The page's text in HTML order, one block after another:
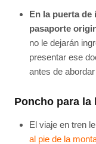
En la puerta de
pasaporte
no le dejarán
presentar ese
antes de
Poncho para la
El viaje en tren
al pie de la